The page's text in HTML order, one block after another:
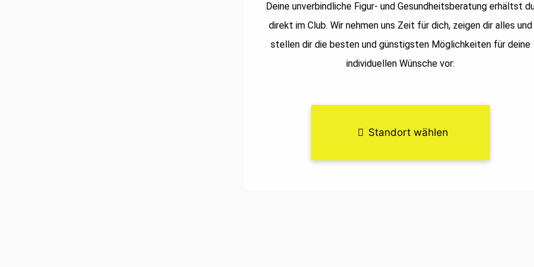
Deine unverbindliche Figur- und Gesundheitsberatung erhältst
direkt im Club. Wir nehmen uns Zeit für dich, zeigen dir alles und
stellen dir die besten und günstigsten Möglichkeiten für deine
individuellen Wünsche vor:
Standort wählen